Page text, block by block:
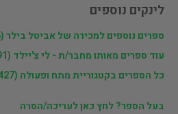
לינקים נוספים
ספרים נוספים למכירה של אביטל בילר (206 כותרים)
עוד ספרים מאותו מחבר/ת - לי צ'יילד (91 כותרים)
כל הספרים בקטגוריית מתח ופעולה (3,427 כותרים)
בעל הספר? לחץ כאן לעריכה/הסרה